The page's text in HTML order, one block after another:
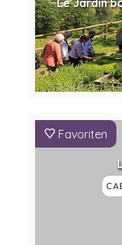
Le Jardin
Favoriten